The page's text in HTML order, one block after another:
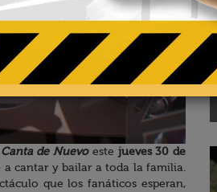
de Nuevo este jueves 30 de
a cantar y bailar a toda la familia.
que los fanáticos esperan,